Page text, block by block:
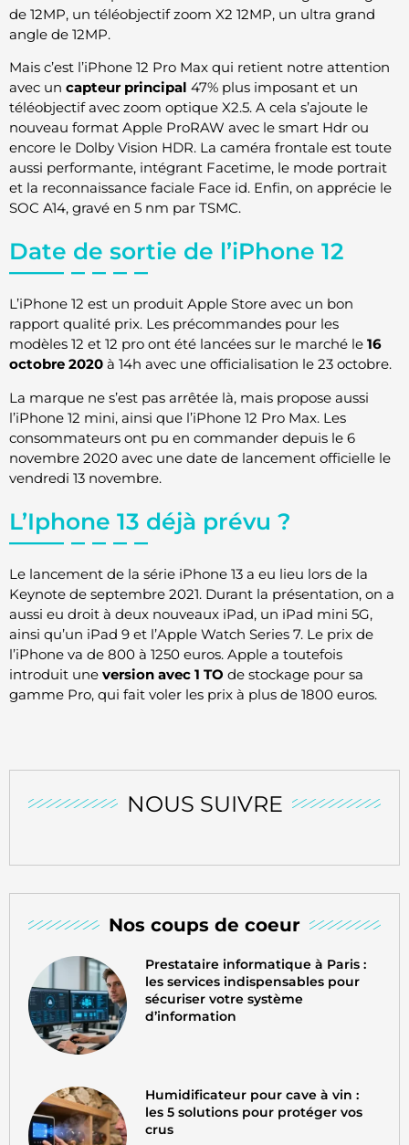
NOUS SUIVRE
Nos coups de coeur
Prestataire informatique à Paris :
les services indispensables pour
sécuriser votre système
d’information
Humidificateur pour cave à vin :
les 5 solutions pour protéger vos
crus
de 12MP, un téléobjectif zoom X2 12MP, un ultra grand
angle de 12MP.
Mais c’est l’iPhone 12 Pro Max qui retient notre attention
avec un capteur principal 47% plus imposant et un
téléobjectif avec zoom optique X2.5. A cela s’ajoute le
nouveau format Apple ProRAW avec le smart Hdr ou
encore le Dolby Vision HDR. La caméra frontale est toute
aussi performante, intégrant Facetime, le mode portrait
et la reconnaissance faciale Face id. Enfin, on apprécie le
SOC A14, gravé en 5 nm par TSMC.
Date de sortie de l’iPhone 12
L’iPhone 12 est un produit Apple Store avec un bon
rapport qualité prix. Les précommandes pour les
modèles 12 et 12 pro ont été lancées sur le marché le 16
octobre 2020 à 14h avec une officialisation le 23 octobre.
La marque ne s’est pas arrêtée là, mais propose aussi
l’iPhone 12 mini, ainsi que l’iPhone 12 Pro Max. Les
consommateurs ont pu en commander depuis le 6
novembre 2020 avec une date de lancement officielle le
vendredi 13 novembre.
L’Iphone 13 déjà prévu ?
Le lancement de la série iPhone 13 a eu lieu lors de la
Keynote de septembre 2021. Durant la présentation, on a
aussi eu droit à deux nouveaux iPad, un iPad mini 5G,
ainsi qu’un iPad 9 et l’Apple Watch Series 7. Le prix de
l’iPhone va de 800 à 1250 euros. Apple a toutefois
introduit une version avec 1 TO de stockage pour sa
gamme Pro, qui fait voler les prix à plus de 1800 euros.